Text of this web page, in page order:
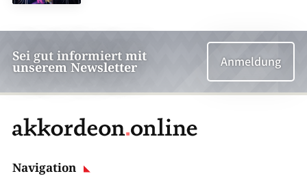
Sei gut informiert mit
unserem Newsletter Anmeldung
Navigation